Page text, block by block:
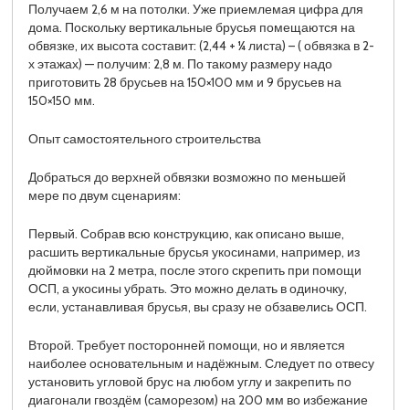
Получаем 2,6 м на потолки. Уже приемлемая цифра для
дома. Поскольку вертикальные брусья помещаются на
обвязке, их высота составит: (2,44 + ¼ листа) – ( обвязка в 2-
х этажах) — получим: 2,8 м. По такому размеру надо
приготовить 28 брусьев на 150×100 мм и 9 брусьев на
150×150 мм.
Опыт самостоятельного строительства
Добраться до верхней обвязки возможно по меньшей
мере по двум сценариям:
Первый. Собрав всю конструкцию, как описано выше,
расшить вертикальные брусья укосинами, например, из
дюймовки на 2 метра, после этого скрепить при помощи
ОСП, а укосины убрать. Это можно делать в одиночку,
если, устанавливая брусья, вы сразу не обзавелись ОСП.
Второй. Требует посторонней помощи, но и является
наиболее основательным и надёжным. Следует по отвесу
установить угловой брус на любом углу и закрепить по
диагонали гвоздём (саморезом) на 200 мм во избежание